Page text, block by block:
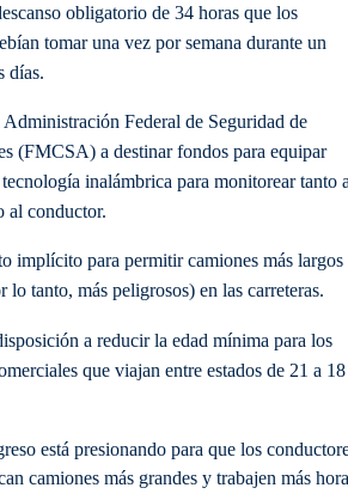
obligatorio de 34 horas que los
tomar una vez por semana durante un
días.
Administración Federal de Seguridad de
(FMCSA) a destinar fondos para equipar
inalámbrica para monitorear tanto
al conductor.
implícito para permitir camiones más largos
lo tanto, más peligrosos) en las carreteras.
a reducir la edad mínima para los
que viajan entre estados de 21 a 18
está presionando para que los
camiones más grandes y trabajen más